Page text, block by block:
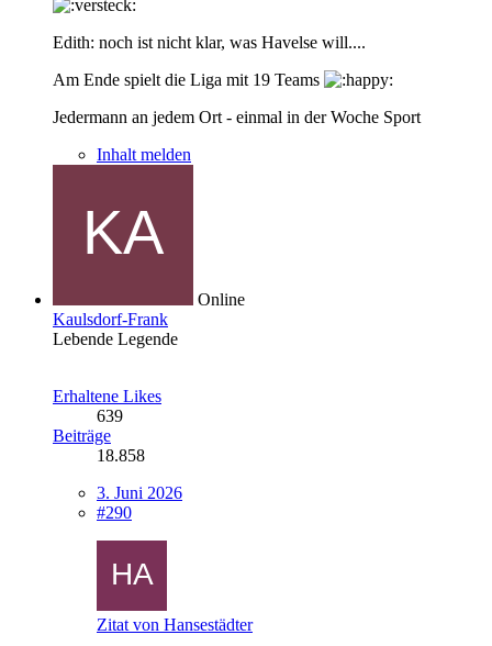
Edith: noch ist nicht klar, was Havelse will....
Am Ende spielt die Liga mit 19 Teams
Jedermann an jedem Ort - einmal in der Woche Sport
Inhalt melden
Online
Kaulsdorf-Frank
Lebende Legende
Erhaltene Likes
639
Beiträge
18.858
3. Juni 2026
#290
Zitat von Hansestädter